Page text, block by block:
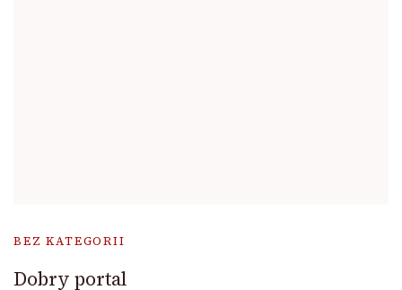
BEZ KATEGORII
Dobry portal